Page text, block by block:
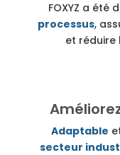
FOXYZ a été
processus,
et réduire
Adaptable
secteur